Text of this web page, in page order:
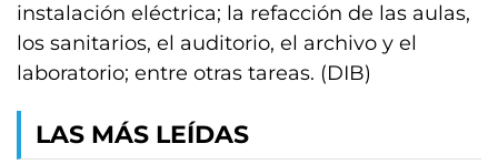
instalación eléctrica; la refacción de las aulas,
los sanitarios, el auditorio, el archivo y el
laboratorio; entre otras tareas. (DIB)
LAS MÁS LEÍDAS